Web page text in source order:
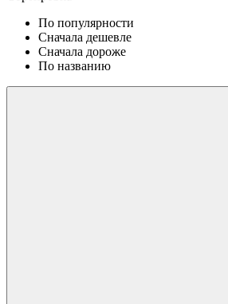
По популярности
Сначала дешевле
Сначала дороже
По названию